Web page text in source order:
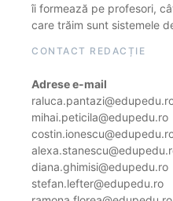
îi formează pe profesori,
care trăim sunt sistemele
CONTACT REDACȚIE
Adrese e-mail
mihai.peticila@edupedu.ro
diana.ghimisi@edupedu.ro
stefan.lefter@edupedu.ro